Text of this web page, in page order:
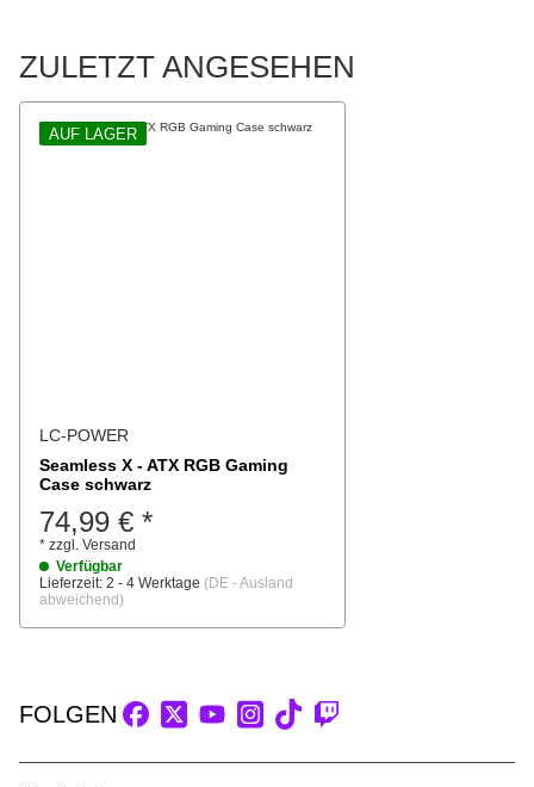
ZULETZT ANGESEHEN
AUF LAGER
LC-POWER
Seamless X - ATX RGB Gaming
Case schwarz
74,99 € *
* zzgl. Versand
Verfügbar
Lieferzeit: 2 - 4 Werktage (DE - Ausland
abweichend)
FOLGEN